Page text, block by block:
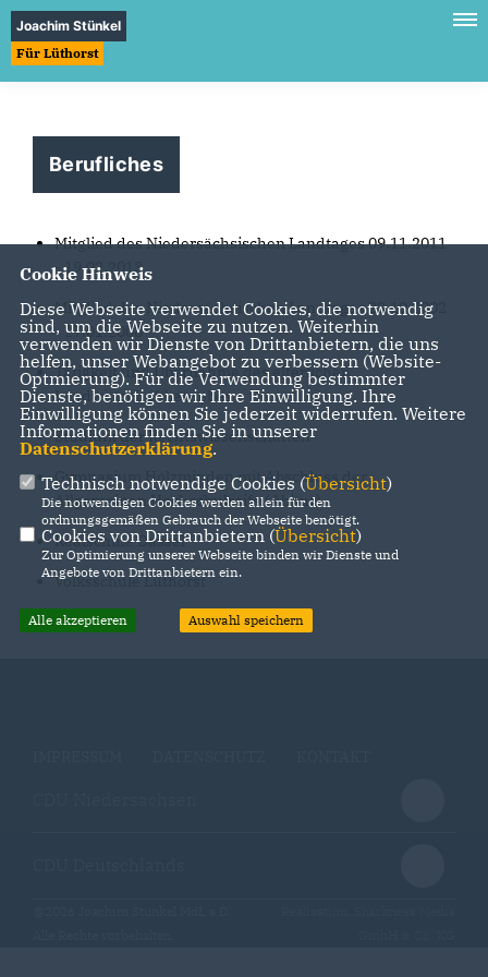
Joachim Stünkel
Für Lüthorst
Berufliches
Mitglied des Niedersächsischen Landtages 09.11.2011
- 19.02.2013
Mitglied des Niedersächsischen Landtages 23.10.2002
- 27.01.2008
Tätigkeit und Übernahme des elterlichen
Landwirtschaftbetriebes
Studium der Rechtswissenschaften
Gymnasium Holzminden mit Abschluss der
Allgemeinen Hochschulreife (Abitur)
Realschule Dassel
Volksschule Lüthorst
Cookie Hinweis
Diese Webseite verwendet Cookies, die notwendig
sind, um die Webseite zu nutzen. Weiterhin
verwenden wir Dienste von Drittanbietern, die uns
helfen, unser Webangebot zu verbessern (Website-
Optmierung). Für die Verwendung bestimmter
Dienste, benötigen wir Ihre Einwilligung. Ihre
Einwilligung können Sie jederzeit widerrufen. Weitere
Informationen finden Sie in unserer
Datenschutzerklärung.
Technisch notwendige Cookies (Übersicht)
Die notwendigen Cookies werden allein für den
ordnungsgemäßen Gebrauch der Webseite benötigt.
Cookies von Drittanbietern (Übersicht)
Zur Optimierung unserer Webseite binden wir Dienste und
Angebote von Drittanbietern ein.
Alle akzeptieren Auswahl speichern